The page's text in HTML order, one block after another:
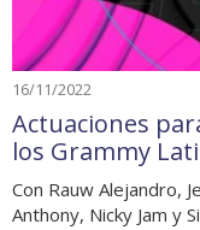
16/11/2022
Actuaciones
los Grammy
Con Rauw Alejandro,
Anthony, Nicky Jam y